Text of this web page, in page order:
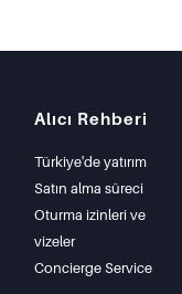
Alıcı Rehberi
Türkiye'de yatırım
Satın alma süreci
Oturma izinleri ve
vizeler
Concierge Service